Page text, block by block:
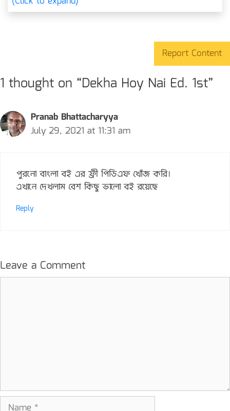
Report Content
1 thought on “Dekha Hoy Nai Ed. 1st”
Pranab Bhattacharyya
July 29, 2021 at 11:31 am
পুরনো বাংলা বই এর ফ্রী পিডিএফ খোঁজ করি।
এখানে দেখলাম বেশ কিছু ভালো বই রয়েছে
Reply
Leave a Comment
Name